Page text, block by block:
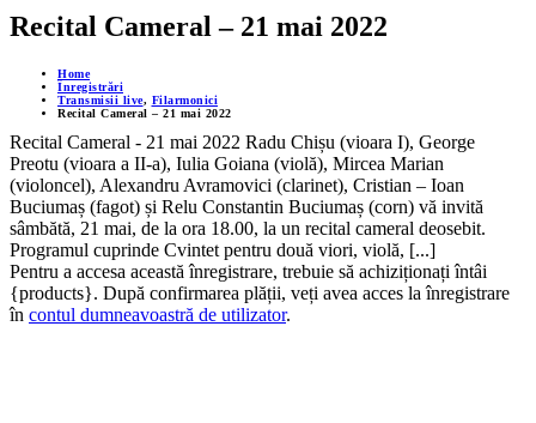
Recital Cameral – 21 mai 2022
Home
Înregistrări
Transmisii live, Filarmonici
Recital Cameral – 21 mai 2022
Recital Cameral - 21 mai 2022 Radu Chișu (vioara I), George
Preotu (vioara a II-a), Iulia Goiana (violă), Mircea Marian
(violoncel), Alexandru Avramovici (clarinet), Cristian – Ioan
Buciumaș (fagot) și Relu Constantin Buciumaș (corn) vă invită
sâmbătă, 21 mai, de la ora 18.00, la un recital cameral deosebit.
Programul cuprinde Cvintet pentru două viori, violă, [...]
Pentru a accesa această înregistrare, trebuie să achiziționați întâi
{products}. După confirmarea plății, veți avea acces la înregistrare
în contul dumneavoastră de utilizator.